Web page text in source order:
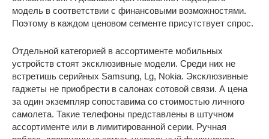
модель в соответствии с финансовыми возможностями.
Поэтому в каждом ценовом сегменте присутствует спрос.
Отдельной категорией в ассортименте мобильных
устройств стоят эксклюзивные модели. Среди них не
встретишь серийных Samsung, Lg, Nokia. Эксклюзивные
гаджеты не приобрести в салонах сотовой связи. А цена
за один экземпляр сопоставима со стоимостью личного
самолета. Такие телефоны представлены в штучном
ассортименте или в лимитированной серии. Ручная